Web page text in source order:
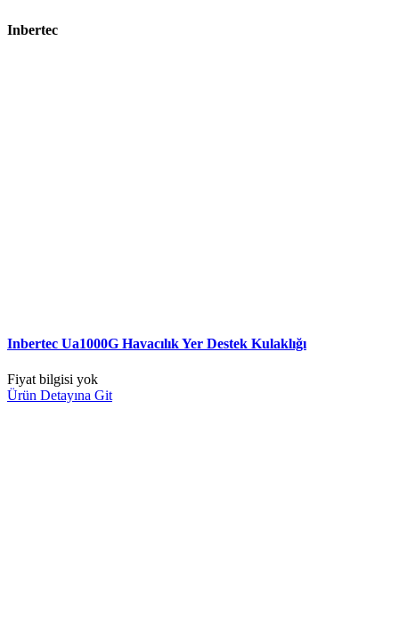
Inbertec
Inbertec Ua1000G Havacılık Yer Destek Kulaklığı
Fiyat bilgisi yok
Ürün Detayına Git